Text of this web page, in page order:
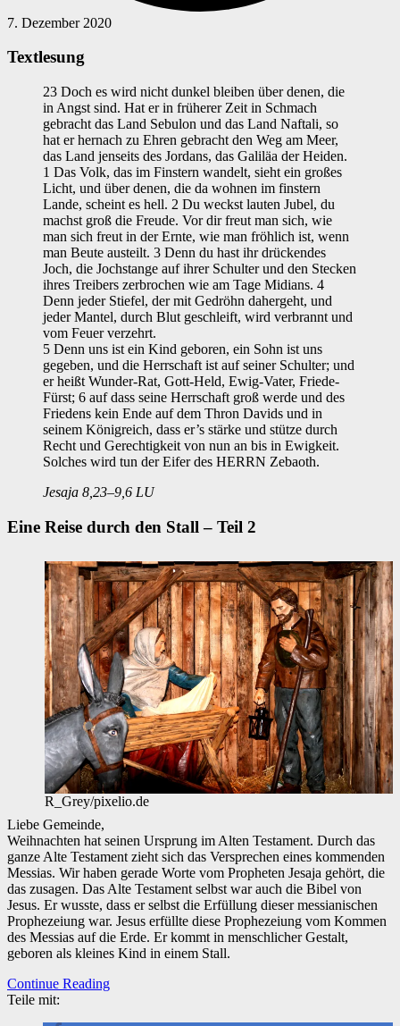
7. Dezember 2020
Textlesung
23 Doch es wird nicht dunkel bleiben über denen, die
in Angst sind. Hat er in früherer Zeit in Schmach
gebracht das Land Sebulon und das Land Naftali, so
hat er hernach zu Ehren gebracht den Weg am Meer,
das Land jenseits des Jordans, das Galiläa der Heiden.
1 Das Volk, das im Finstern wandelt, sieht ein großes
Licht, und über denen, die da wohnen im finstern
Lande, scheint es hell. 2 Du weckst lauten Jubel, du
machst groß die Freude. Vor dir freut man sich, wie
man sich freut in der Ernte, wie man fröhlich ist, wenn
man Beute austeilt. 3 Denn du hast ihr drückendes
Joch, die Jochstange auf ihrer Schulter und den Stecken
ihres Treibers zerbrochen wie am Tage Midians. 4
Denn jeder Stiefel, der mit Gedröhn dahergeht, und
jeder Mantel, durch Blut geschleift, wird verbrannt und
vom Feuer verzehrt.
5 Denn uns ist ein Kind geboren, ein Sohn ist uns
gegeben, und die Herrschaft ist auf seiner Schulter; und
er heißt Wunder-Rat, Gott-Held, Ewig-Vater, Friede-
Fürst; 6 auf dass seine Herrschaft groß werde und des
Friedens kein Ende auf dem Thron Davids und in
seinem Königreich, dass er’s stärke und stütze durch
Recht und Gerechtigkeit von nun an bis in Ewigkeit.
Solches wird tun der Eifer des HERRN Zebaoth.
Jesaja 8,23–9,6 LU
Eine Reise durch den Stall – Teil 2
R_Grey/pixelio.de
Liebe Gemeinde,
Weihnachten hat seinen Ursprung im Alten Testament. Durch das
ganze Alte Testament zieht sich das Versprechen eines kommenden
Messias. Wir haben gerade Worte vom Propheten Jesaja gehört, die
das zusagen. Das Alte Testament selbst war auch die Bibel von
Jesus. Er wusste, dass er selbst die Erfüllung dieser messianischen
Prophezeiung war. Jesus erfüllte diese Prophezeiung vom Kommen
des Messias auf die Erde. Er kommt in menschlicher Gestalt,
geboren als kleines Kind in einem Stall.
Continue Reading
Teile mit: